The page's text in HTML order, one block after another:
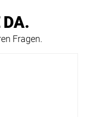
DA.
Fragen.